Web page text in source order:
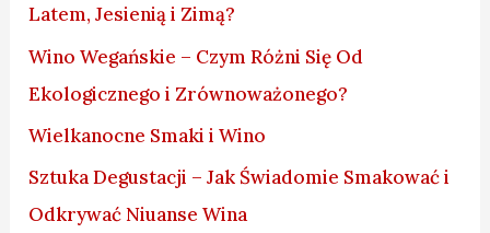
Latem, Jesienią i Zimą?
Wino Wegańskie – Czym Różni Się Od
Ekologicznego i Zrównoważonego?
Wielkanocne Smaki i Wino
Sztuka Degustacji – Jak Świadomie Smakować i
Odkrywać Niuanse Wina